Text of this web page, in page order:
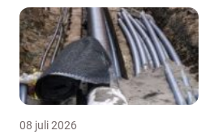
08 juli 2026